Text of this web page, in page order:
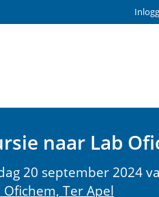
naar Lab
20 september 2024
Ofichem, Ter Apel